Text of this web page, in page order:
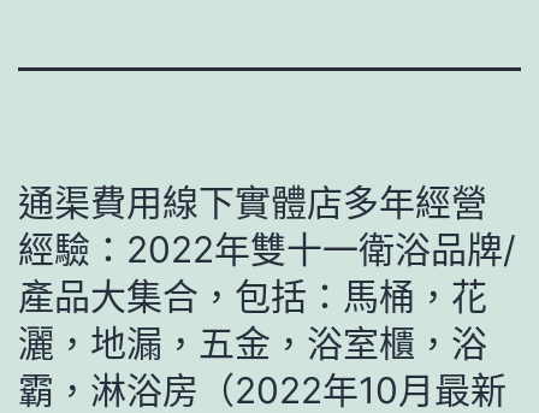
通渠費用線下實體店多年經營
經驗：2022年雙十一衛浴品牌/
產品大集合，包括：馬桶，花
灑，地漏，五金，浴室櫃，浴
霸，淋浴房（2022年10月最新